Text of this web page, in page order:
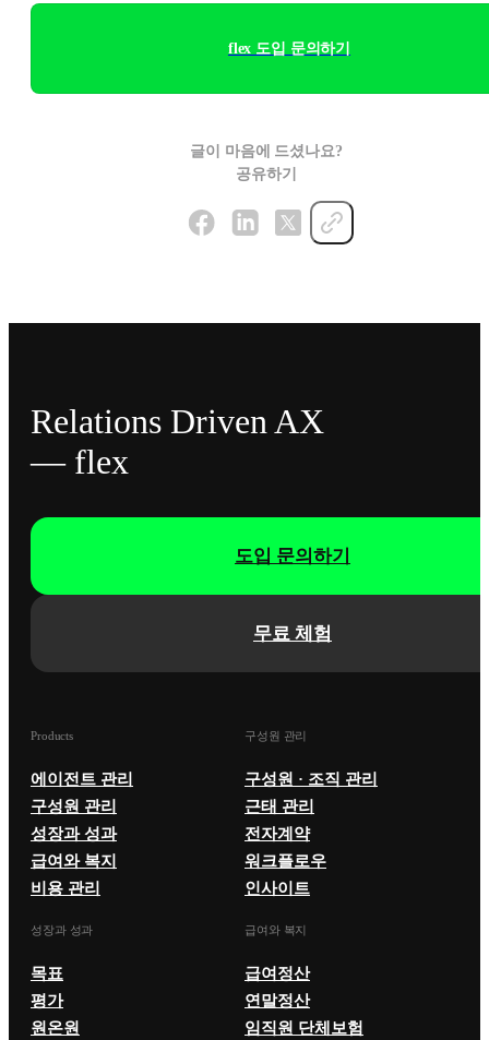
flex 도입 문의하기
글이 마음에 드셨나요?
공유하기
Relations Driven AX
— flex
무료 체험
도입 문의하기
Products
에이전트 관리
구성원 관리
성장과 성과
급여와 복지
비용 관리
구성원 관리
구성원 · 조직 관리
근태 관리
전자계약
워크플로우
인사이트
성장과 성과
목표
평가
원온원
급여와 복지
급여정산
연말정산
임직원 단체보험